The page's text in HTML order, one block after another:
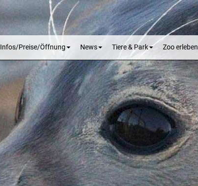
Infos/Preise/Öffnung News Tiere & Park Zoo erleben